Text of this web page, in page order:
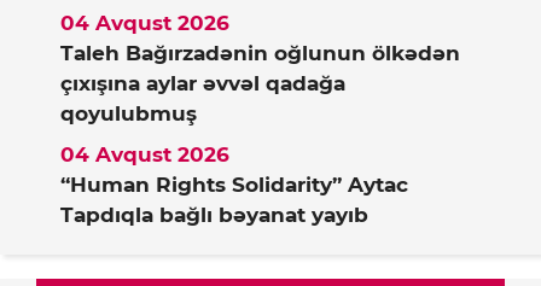
Taleh Bağırzadənin oğlunun ölkədən
çıxışına aylar əvvəl qadağa
qoyulubmuş
04 Avqust 2026
“Human Rights Solidarity” Aytac
Tapdıqla bağlı bəyanat yayıb
04 Avqust 2026